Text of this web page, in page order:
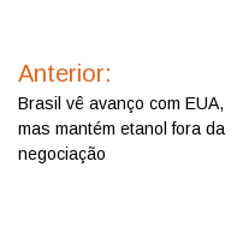
de
Anterior:
Brasil vê avanço com EUA,
mas mantém etanol fora da
negociação